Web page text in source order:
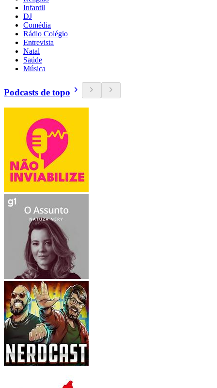
Infantil
DJ
Comédia
Rádio Colégio
Entrevista
Natal
Saúde
Música
Podcasts de topo